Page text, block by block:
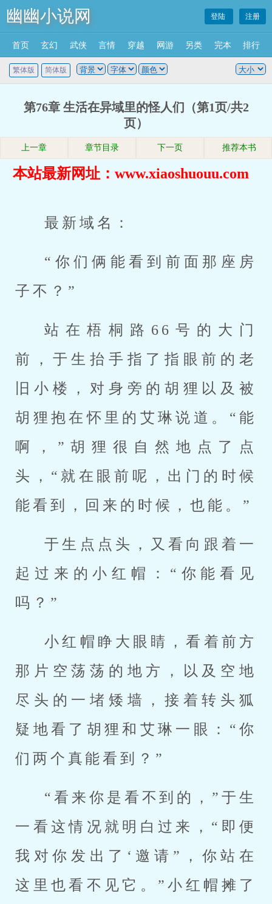
幽幽小说网 登陆 注册
首页 玄幻 武侠 言情 穿越 网游 另类 完本 排行
繁体版 简体版
第76章 生活在异域里的怪人们（第1页/共2
页）
上一章 章节目录 下一页 推荐本书
本站最新网址：www.xiaoshuouu.com
最新域名：
“你们俩能看到前面那座房
子不？”
站在梧桐路66号的大门
前，于生抬手指了指眼前的老
旧小楼，对身旁的胡狸以及被
胡狸抱在怀里的艾琳说道。“能
啊，”胡狸很自然地点了点
头，“就在眼前呢，出门的时候
能看到，回来的时候，也能。”
于生点点头，又看向跟着一
起过来的小红帽：“你能看见
吗？”
小红帽睁大眼睛，看着前方
那片空荡荡的地方，以及空地
尽头的一堵矮墙，接着转头狐
疑地看了胡狸和艾琳一眼：“你
们两个真能看到？”
“看来你是看不到的，”于生
一看这情况就明白过来，“即便
我对你发出了‘邀请”，你站在
这里也看不见它。”小红帽摊了